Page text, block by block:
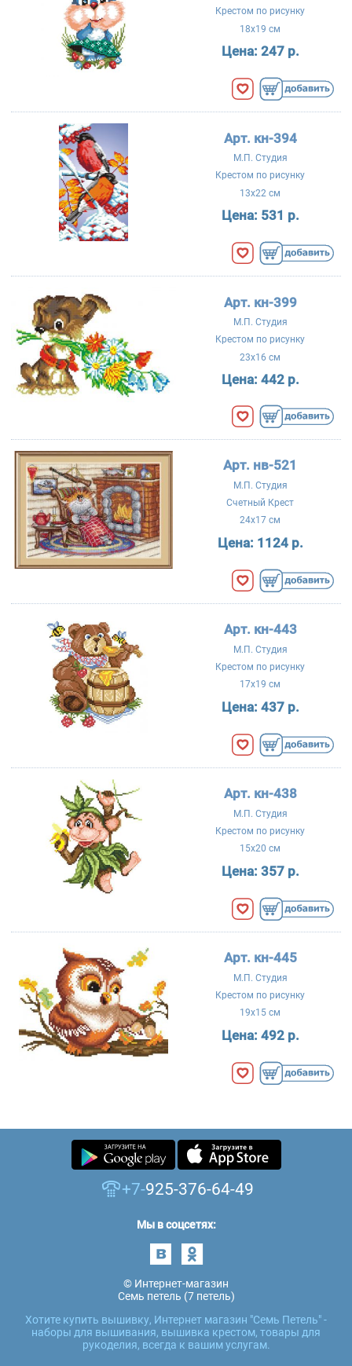
Крестом по рисунку
18x19 см
Цена: 247 р.
Арт. кн-394
М.П. Студия
Крестом по рисунку
13x22 см
Цена: 531 р.
Арт. кн-399
М.П. Студия
Крестом по рисунку
23x16 см
Цена: 442 р.
Арт. нв-521
М.П. Студия
Счетный Крест
24x17 см
Цена: 1124 р.
Арт. кн-443
М.П. Студия
Крестом по рисунку
17x19 см
Цена: 437 р.
Арт. кн-438
М.П. Студия
Крестом по рисунку
15x20 см
Цена: 357 р.
Арт. кн-445
М.П. Студия
Крестом по рисунку
19x15 см
Цена: 492 р.
+7-925-376-64-49
Мы в соцсетях:
© Интернет-магазин
Семь петель (7 петель)
Хотите купить вышивку, Интернет магазин "Семь Петель" -
наборы для вышивания, вышивка крестом, товары для
рукоделия, всегда к вашим услугам.